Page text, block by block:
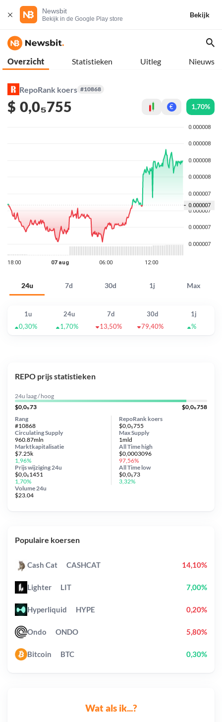
Newsbit
Bekijk in de Google Play store
Bekijk
Overzicht Statistieken Uitleg Nieuws
RepoRank koers #10868
$ 0,0₅755 € 1,70%
24u 7d 30d 1j Max
1u 24u 7d 30d
1j
0,30%
1,70% 13,50% 79,40% %
Wat als ik...?
REPO prijs statistieken
24u laag / hoog
$0,0₅73
$0,0₅758
RepoRank koers
$0,0₅755
Circulating Supply
960.87mln
Prijs wijziging 24u
$0,0₆1451
1,70%
Max Supply
1mld
Marktkapitalisatie
$7.25k
1,96%
Volume 24u
$23.04
Rang
#10868
All Timehigh
$0,0003096
97,56%
All Time low
$0,0₅73
3,32%
Populaire koersen
Cash Cat CASHCAT 14,10%
Lighter LIT 7,00%
Hyperliquid HYPE 0,20%
Ondo ONDO 5,80%
Bitcoin BTC 0,30%